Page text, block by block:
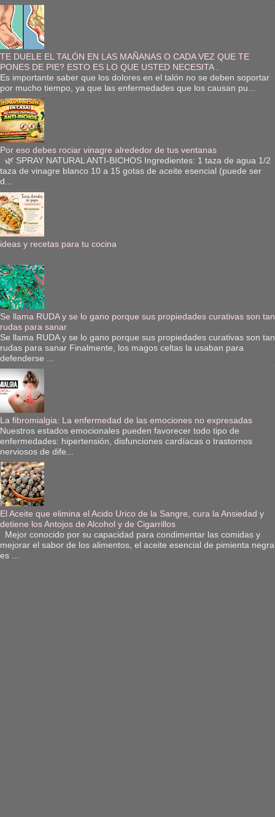
TE DUELE EL TALÓN EN LAS MAÑANAS O CADA VEZ QUE TE
PONES DE PIE? ESTO ES LO QUE USTED NECESITA .
Es importante saber que los dolores en el talón no se deben soportar
por mucho tiempo, ya que las enfermedades que los causan pu...
Por eso debes rociar vinagre alrededor de tus ventanas
🌿 SPRAY NATURAL ANTI-BICHOS Ingredientes: 1 taza de agua 1/2
taza de vinagre blanco 10 a 15 gotas de aceite esencial (puede ser
d...
ideas y recetas para tu cocina
Se llama RUDA y se lo gano porque sus propiedades curativas son tan
rudas para sanar
Se llama RUDA y se lo gano porque sus propiedades curativas son tan
rudas para sanar Finalmente, los magos celtas la usaban para
defenderse ...
La fibromialgia: La enfermedad de las emociones no expresadas
Nuestros estados emocionales pueden favorecer todo tipo de
enfermedades: hipertensión, disfunciones cardíacas o trastornos
nerviosos de dife...
El Aceite que elimina el Acido Urico de la Sangre, cura la Ansiedad y
detiene los Antojos de Alcohol y de Cigarrillos
Mejor conocido por su capacidad para condimentar las comidas y
mejorar el sabor de los alimentos, el aceite esencial de pimienta negra
es ...